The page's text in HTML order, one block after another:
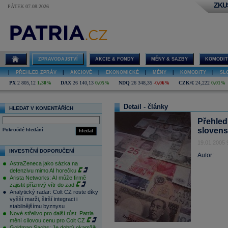
PÁTEK 07.08.2026
ZPRAVODAJSTVÍ AKCIE & FONDY MĚNY & SAZBY
PŘEHLED ZPRÁV AKCIOVÉ EKONOMICKÉ MĚNY KOMODITY
PX 2 805,12 1,30% DAX 26 140,13 0,05% NDQ 26 348,35 -0,06% CZK/€ 24,222 0,01%
HLEDAT V KOMENTÁŘÍCH
hledat
Pokročilé hledání
INVESTIČNÍ DOPORUČENÍ
AstraZeneca jako sázka na
defenzivu mimo AI horečku
Arista Networks: AI může firmě
zajistit příznivý vítr do zad
Analytický radar: Colt CZ roste díky
vyšší marži, širší integraci i
stabilnějšímu byznysu
Nové střelivo pro další růst. Patria
mění cílovou cenu pro Colt CZ
Detail - články
19.01.2005
Autor: